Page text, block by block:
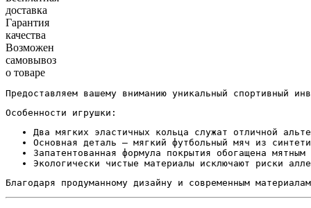
доставка
Гарантия
качества
Возможен
самовывоз
о товаре
Предоставляем вашему вниманию уникальный спортивный
Особенности игрушки:
Два мягких эластичных кольца служат отличной
Основная деталь — мягкий футбольный мяч из
Запатентованная формула покрытия обогащена
Экологически чистые материалы исключают риски
Благодаря продуманному дизайну и современным